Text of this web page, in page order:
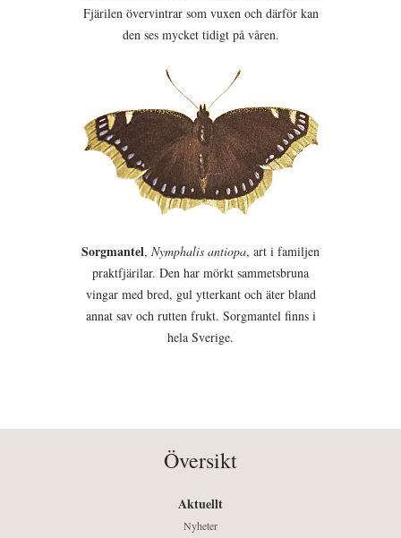
Fjärilen övervintrar som vuxen och därför kan
den ses mycket tidigt på våren.
Sorgmantel, Nymphalis antiopa, art i familjen
praktfjärilar. Den har mörkt sammetsbruna
vingar med bred, gul ytterkant och äter bland
annat sav och rutten frukt. Sorgmantel finns i
hela Sverige.
Översikt
Aktuellt
Nyheter